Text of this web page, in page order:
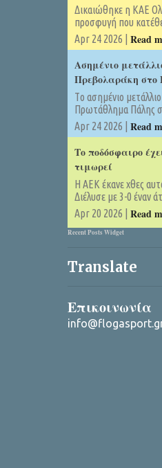
Δικαιώθηκε η ΚΑΕ
προσφυγή που
Apr 24 2026 | Read
Ασημένιο
Πρεβολαράκη στο
Tο ασημένιο
Πρωτάθλημα Πάλης
Apr 24 2026 | Read
Το ποδόσφαιρο
τιμωρεί
Η ΑΕΚ έκανε χθες
Διέλυσε με 3-0 έναν
Apr 20 2026 | Read
Recent Posts Widget
Translate
Επικοινωνία